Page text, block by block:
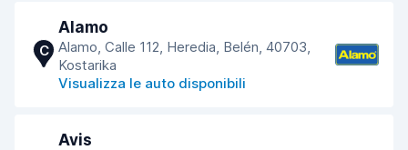
C
Alamo
Alamo, Calle 112, Heredia, Belén, 40703,
Kostarika
Visualizza le auto disponibili
Avis